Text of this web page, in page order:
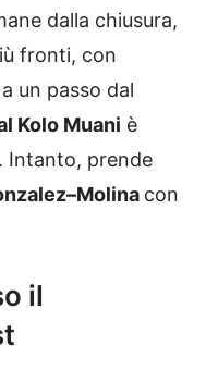
dalla chiusura,
fronti, con
un passo dal
Kolo Muani è
Intanto, prende
con
il